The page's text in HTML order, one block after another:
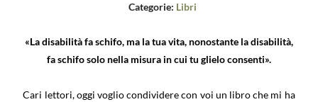
Categorie: Libri
«La disabilità fa schifo, ma la tua vita, nonostante la disabilità,
fa schifo solo nella misura in cui tu glielo consenti».
Cari lettori, oggi voglio condividere con voi un libro che mi ha